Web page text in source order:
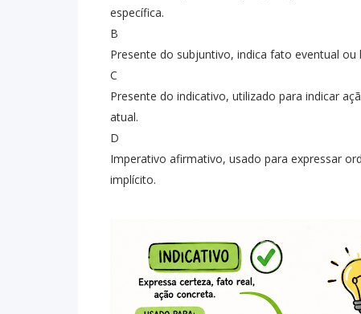
específica.
B
Presente do subjuntivo, indica fato eventual
C
Presente do indicativo, utilizado para indicar
atual.
D
Imperativo afirmativo, usado para expressar
implícito.